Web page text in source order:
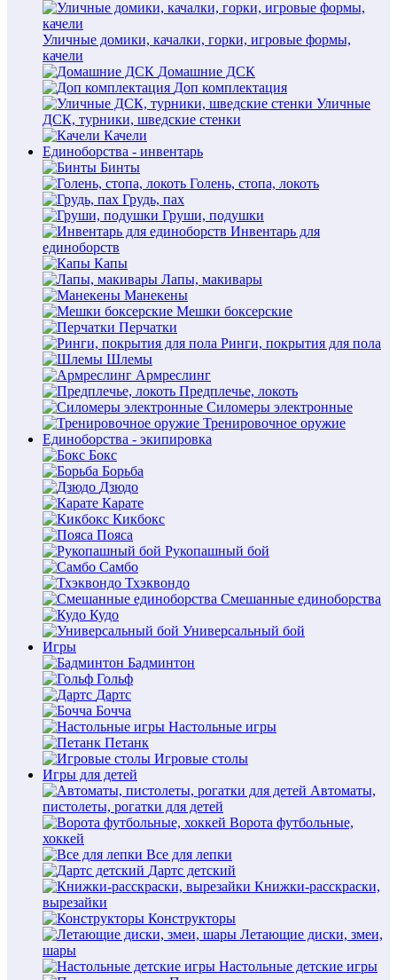
Уличные домики, качалки, горки, игровые формы,
качели
Домашние ДСК
Доп комплектация
Уличные
ДСК, турники, шведские стенки
Качели
Единоборства - инвентарь
Бинты
Голень, стопа, локоть
Грудь, пах
Груши, подушки
Инвентарь для
единоборств
Капы
Лапы, макивары
Манекены
Мешки боксерские
Перчатки
Ринги, покрытия для пола
Шлемы
Армреслинг
Предплечье, локоть
Силомеры электронные
Тренировочное оружие
Единоборства - экипировка
Бокс
Борьба
Дзюдо
Карате
Кикбокс
Пояса
Рукопашный бой
Самбо
Тхэквондо
Смешанные единоборства
Кудо
Универсальный бой
Игры
Бадминтон
Гольф
Дартс
Бочча
Настольные игры
Петанк
Игровые столы
Игры для детей
Автоматы,
пистолеты, рогатки для детей
Ворота футбольные,
хоккей
Все для лепки
Дартс детский
Книжки-расскраски,
вырезайки
Конструкторы
Летающие диски, змеи,
шары
Настольные детские игры